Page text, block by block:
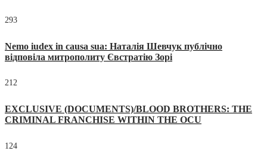
293
Nemo iudex in causa sua: Наталія Шевчук публічно
відповіла митрополиту Євстратію Зорі
212
EXCLUSIVE (DOCUMENTS)/BLOOD BROTHERS: THE
CRIMINAL FRANCHISE WITHIN THE OCU
124